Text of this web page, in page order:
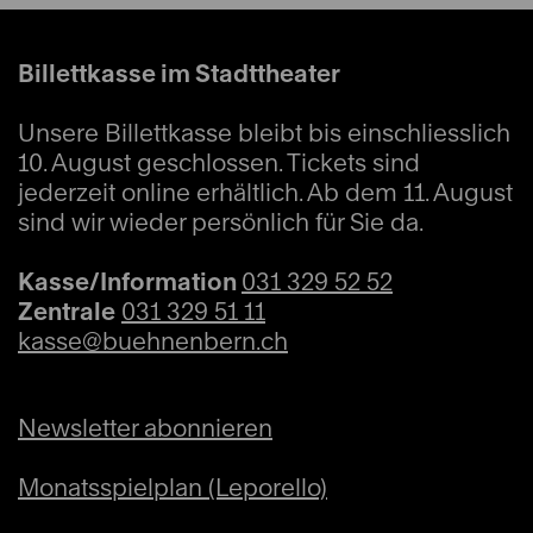
09.12.2023
Vidmar 2
Schauspiel
Frederick
Ausverkauft
Restkarten ggf. an der Abendkasse
Billettkasse im Stadttheater
Unsere Billettkasse bleibt bis einschliesslich
10. August geschlossen. Tickets sind
jederzeit online erhältlich. Ab dem 11. August
sind wir wieder persönlich für Sie da.
Kasse/Information 031 329 52 52
Zentrale 031 329 51 11
kasse@buehnenbern.ch
Newsletter abonnieren
Monatsspielplan (Leporello)